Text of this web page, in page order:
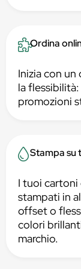
Ordina
Inizia con un
la
promozioni
Stampa su
I tuoi
stampati in
offset o
colori
marchio.